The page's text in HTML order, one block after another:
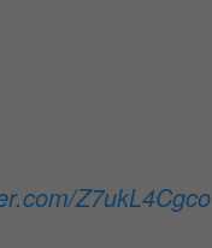
Z7ukL4Cgco